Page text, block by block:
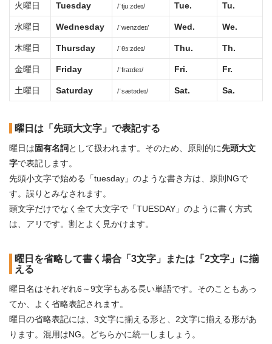
火曜日 Tuesday /ˈtjuːzdeɪ/ Tue. Tu.
水曜日 Wednesday /ˈwenzdeɪ/ Wed. We.
木曜日 Thursday /ˈθɜːzdeɪ/ Thu. Th.
金曜日 Friday /ˈfraɪdeɪ/ Fri. Fr.
土曜日 Saturday /ˈsætədeɪ/ Sat. Sa.
曜日は「先頭大文字」で表記する
曜日は固有名詞 として扱われます。そのため、原則的に先頭大文
字で表記します。
先頭小文字で始める「tuesday」のような書き方は、原則NGで
す。誤りとみなされます。
頭文字だけでなく全て大文字で「TUESDAY」のように書く方式
は、アリです。割とよく見かけます。
曜日を省略して書く場合「3文字」または「2文字」に揃
える
曜日名はそれぞれ6～9文字もある長い単語です。そのこともあっ
てか、よく省略表記されます。
曜日の省略表記には、3文字に揃える形と、2文字に揃える形があ
ります。混用はNG。どちらかに統一しましょう。